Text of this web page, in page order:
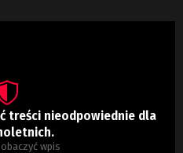
treści nieodpowiednie dla
wpis